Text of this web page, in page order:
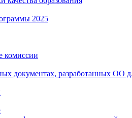
2025
комиссии
документах, разработанных ОО